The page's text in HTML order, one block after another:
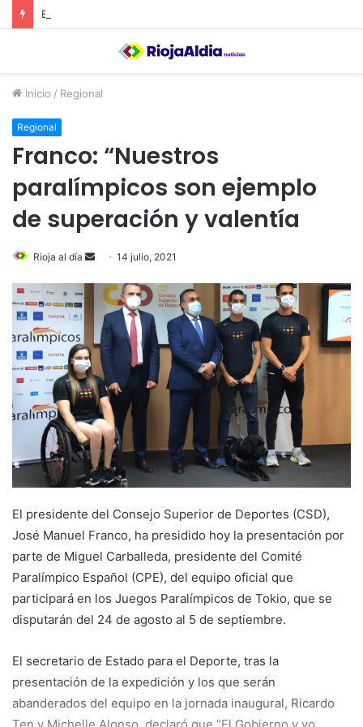
Inicio / Regional
Regional
Franco: “Nuestros
paralímpicos son ejemplo
de superación y valentía
Rioja al día
n
e
m
a
i
14 julio, 2021
El presidente del Consejo Superior de Deportes (CSD),
José Manuel Franco, ha presidido hoy la presentación por
parte de Miguel Carballeda, presidente del Comité
Paralímpico Español (CPE), del equipo oficial que
participará en los Juegos Paralímpicos de Tokio, que se
disputarán del 24 de agosto al 5 de septiembre.
El secretario de Estado para el Deporte, tras la
presentación de la expedición y los que serán
abanderados del equipo en la jornada inaugural, Ricardo